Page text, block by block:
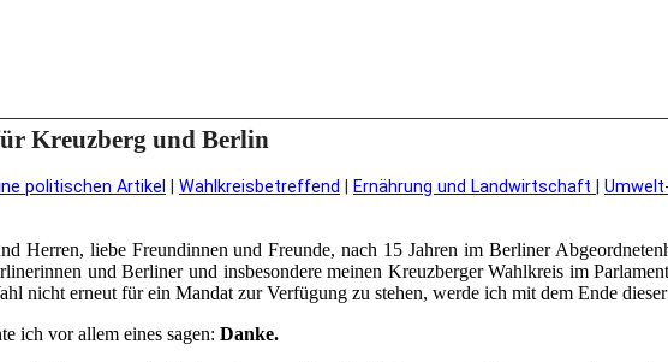
Kreuzberg und Berlin
politischen Artikel Wahlkreisbetreffend Ernährung und Landwirtschaft
Herren, liebe Freundinnen und Freunde, nach 15 Jahren im Berliner
und Berliner und insbesondere meinen Kreuzberger Wahlkreis im
nicht erneut für ein Mandat zur Verfügung zu stehen, werde ich mit dem Ende
ich vor allem eines sagen: Danke.